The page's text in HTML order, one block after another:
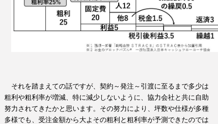
それを踏まえての話ですが、契約～発注～引渡に至るまで多少は
粗利や粗利率が増減、特に減少しないように、協力会社と共に自助
努力されてきたかと思います。その努力により、坪数や仕様が多種
多様でも、受注金額から大よその粗利と粗利率が予測できたのでは